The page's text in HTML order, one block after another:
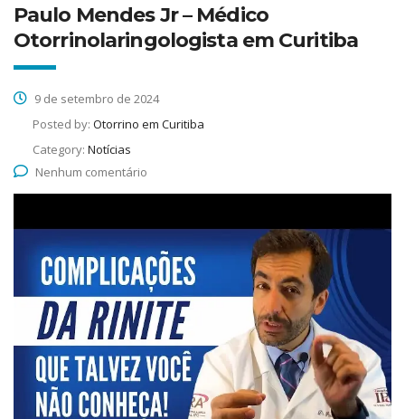
Paulo Mendes Jr – Médico
Otorrinolaringologista em Curitiba
9 de setembro de 2024
Posted by: Otorrino em Curitiba
Category: Notícias
Nenhum comentário